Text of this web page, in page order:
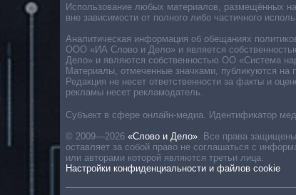
Субъект в сфере онлайн-медиа. Идентификатор
© 2009—2026 «Слово и Дело»
Все права
оставляет за собой право не соглашаться с
или авторами которой являются третьи лица.
Настройки конфиденциальности и файлов cookie
Использование любых материалов, размещённых
вне зависимости от полного либо частичного
Аналитическая информация об обещаниях
ООО «ИА Слово и Дело» и является
Дело» и являются собственностью ОО «Система
Материалы, отмеченные значками, публикуются на
Редакция не несет ответственности за факты и
рекламы несет рекламодатель.